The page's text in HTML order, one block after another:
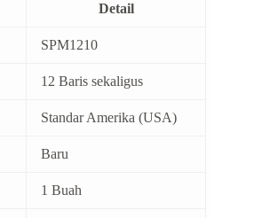
Detail
SPM1210
12 Baris sekaligus
Standar Amerika (USA)
Baru
1 Buah